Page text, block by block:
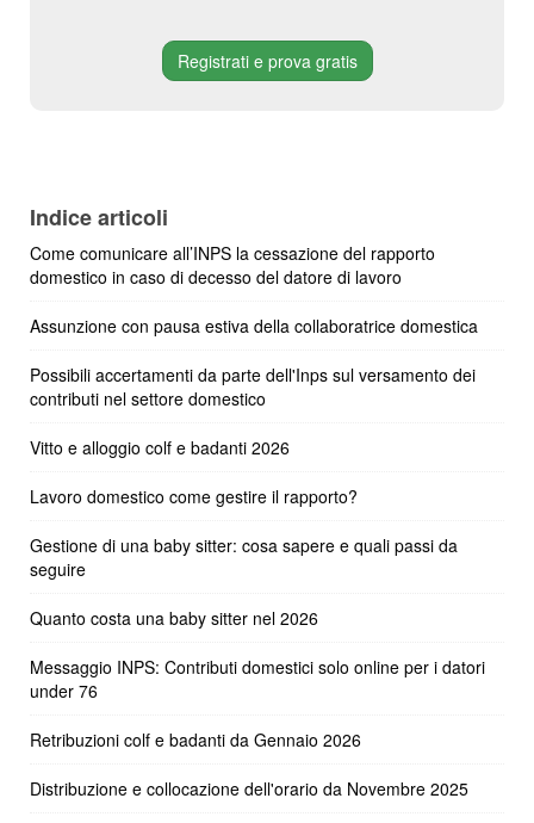
Registrati e prova gratis
Indice articoli
Come comunicare all’INPS la cessazione del rapporto
domestico in caso di decesso del datore di lavoro
Assunzione con pausa estiva della collaboratrice domestica
Possibili accertamenti da parte dell'Inps sul versamento dei
contributi nel settore domestico
Vitto e alloggio colf e badanti 2026
Lavoro domestico come gestire il rapporto?
Gestione di una baby sitter: cosa sapere e quali passi da
seguire
Quanto costa una baby sitter nel 2026
Messaggio INPS: Contributi domestici solo online per i datori
under 76
Retribuzioni colf e badanti da Gennaio 2026
Distribuzione e collocazione dell'orario da Novembre 2025